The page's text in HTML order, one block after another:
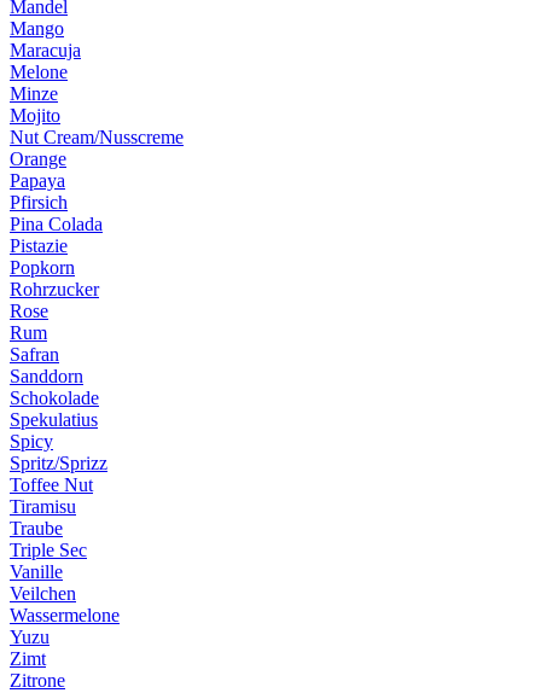
Mandel
Mango
Maracuja
Melone
Minze
Mojito
Nut Cream/Nusscreme
Orange
Papaya
Pfirsich
Pina Colada
Pistazie
Popkorn
Rohrzucker
Rose
Rum
Safran
Sanddorn
Schokolade
Spekulatius
Spicy
Spritz/Sprizz
Toffee Nut
Tiramisu
Traube
Triple Sec
Vanille
Veilchen
Wassermelone
Yuzu
Zimt
Zitrone